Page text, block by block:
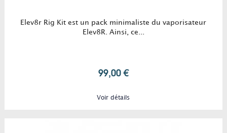
Elev8r Rig Kit est un pack minimaliste du vaporisateur
Elev8R. Ainsi, ce...
99,00 €
Voir détails